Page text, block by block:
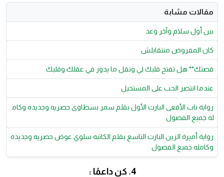
مقالات مشابة
بين أول سلام وآخر وعد
كان المفروض منتقابلش
قصتك** هل تفتح قلبك لي وتقل ما يدور في عقلك وقلبك
عندما انتصر الحب على المستحيل
رواية ناب الأفعى البارت الأول بقلم سمر بسطاوى حصريه وجديده وكام
له جميع الفصول
رواية أميرة الزين البارت التاسع بقلم الكاتبه سلوي عوض حصريه وجديده
وكامله جميع الفصول
4. كن داعمًا :